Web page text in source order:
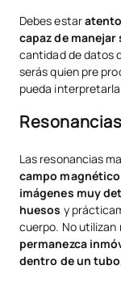
Debes estar
capaz de
cantidad de datos
serás quien pre
pueda
Las resonancias
campo
imágenes muy
huesos y
cuerpo. No utilizan
permanezca
dentro de un tubo